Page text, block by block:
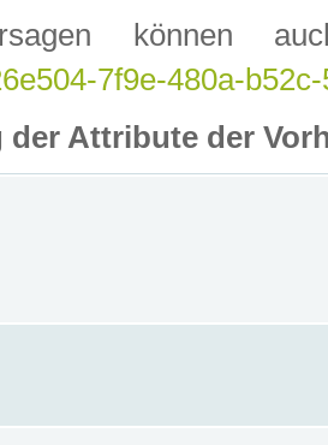
können
7f9e-480a-
der Attribute der